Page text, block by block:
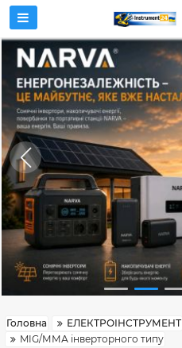
Головна ЕЛЕКТРОІНСТРУМЕНТ
MIG/ММА інверторного типу